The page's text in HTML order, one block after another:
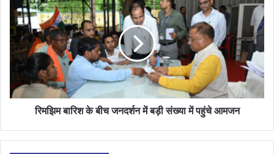
रिमझिम बारिश के बीच जनदर्शन में बड़ी संख्या में पहुंचे आमजन